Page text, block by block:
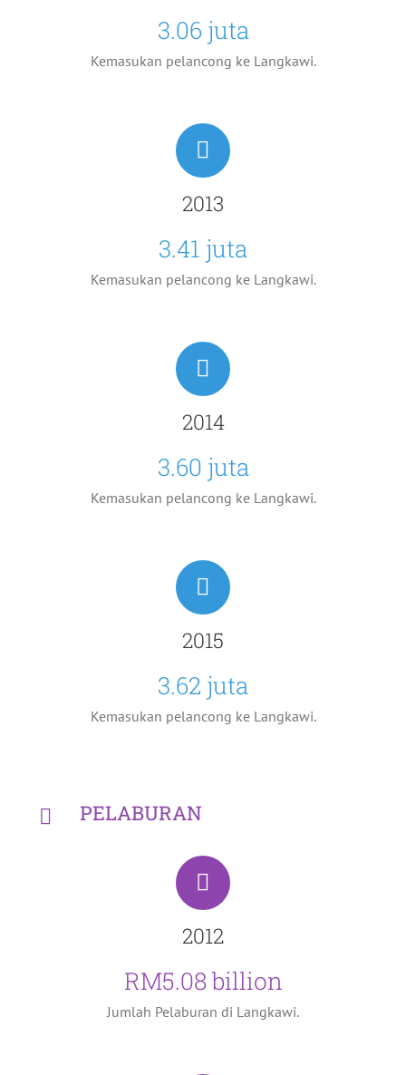
3.06 juta
Kemasukan pelancong ke Langkawi.
2013
3.41 juta
Kemasukan pelancong ke Langkawi.
2014
3.60 juta
Kemasukan pelancong ke Langkawi.
2015
3.62 juta
Kemasukan pelancong ke Langkawi.
PELABURAN
2012
RM5.08 billion
Jumlah Pelaburan di Langkawi.